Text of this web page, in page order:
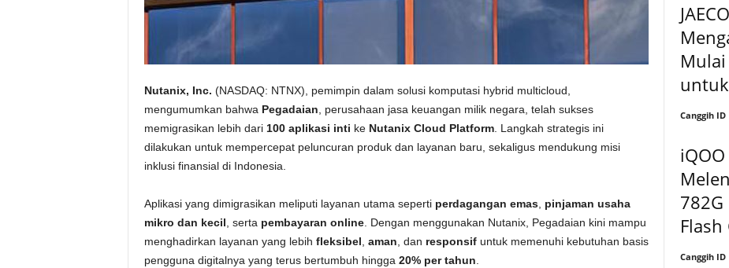
Nutanix, Inc. (NASDAQ: NTNX), pemimpin dalam solusi komputasi hybrid multicloud,
mengumumkan bahwa Pegadaian , perusahaan jasa keuangan milik negara, telah sukses
memigrasikan lebih dari 100 aplikasi inti ke Nutanix Cloud Platform. Langkah strategis ini
dilakukan untuk mempercepat peluncuran produk dan layanan baru, sekaligus mendukung misi
inklusi finansial di Indonesia.
Aplikasi yang dimigrasikan meliputi layanan utama seperti perdagangan emas, pinjaman usaha
mikro dan kecil , serta pembayaran online. Dengan menggunakan Nutanix, Pegadaian kini mampu
menghadirkan layanan yang lebih fleksibel aman , dan responsifuntuk memenuhi kebutuhan basis
pengguna digitalnya yang terus bertumbuh hingga 20% per tahun
Mulai
Canggih ID
Flash
Canggih ID